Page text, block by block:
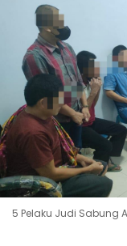
5 Pelaku Judi Sabung